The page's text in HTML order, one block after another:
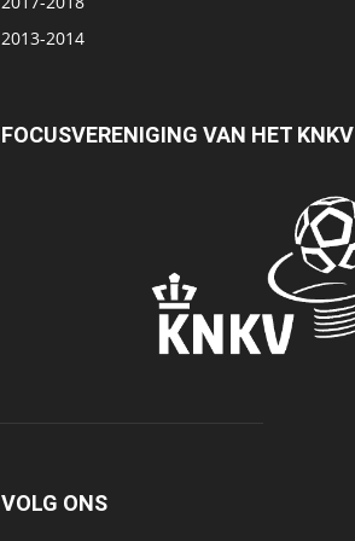
2013-2014
FOCUSVERENIGING VAN HET KNKV
VOLG ONS